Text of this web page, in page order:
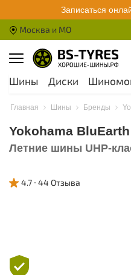
Записаться
Москва и МО
Шины Диски
Главная Шины Бренды
Yokohama BluEarth
Летние шины UHP-
4.7 44 Отзыва